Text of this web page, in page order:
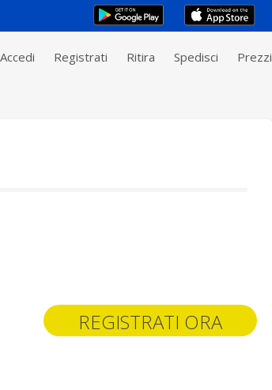
Accedi Registrati Ritira Spedisci Prezzi
REGISTRATI ORA